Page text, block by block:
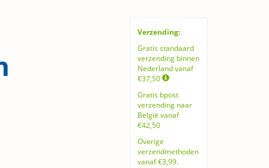
Verzending:
Gratis standaard
verzending binnen
Nederland vanaf
€37,50
Gratis bpost
verzending naar
België vanaf
€42,50
Overige
verzendmethoden
vanaf €3,99.